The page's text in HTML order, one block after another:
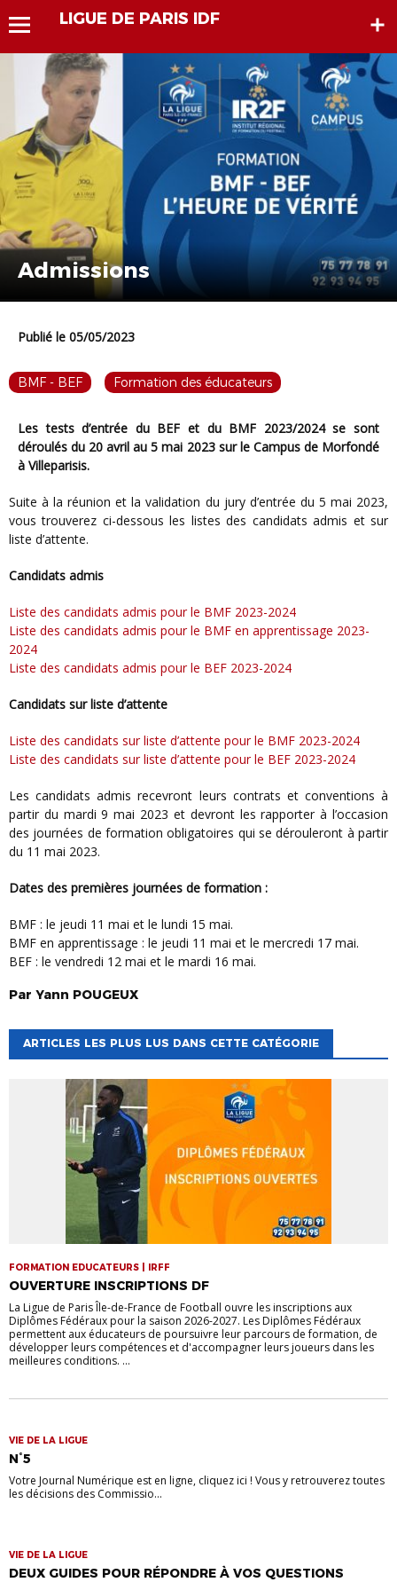
LIGUE DE PARIS IDF
Admissions
Publié le 05/05/2023
BMF - BEF Formation des éducateurs
Les tests d’entrée du BEF et du BMF 2023/2024 se sont
déroulés du 20 avril au 5 mai 2023 sur le Campus de Morfondé
à Villeparisis.
Suite à la réunion et la validation du jury d’entrée du 5 mai 2023,
vous trouverez ci-dessous les listes des candidats admis et sur
liste d’attente.
Candidats admis
Liste des candidats admis pour le BMF 2023-2024
Liste des candidats admis pour le BMF en apprentissage 2023-
2024
Liste des candidats admis pour le BEF 2023-2024
Candidats sur liste d’attente
Liste des candidats sur liste d’attente pour le BMF 2023-2024
Liste des candidats sur liste d’attente pour le BEF 2023-2024
Les candidats admis recevront leurs contrats et conventions à
partir du mardi 9 mai 2023 et devront les rapporter à l’occasion
des journées de formation obligatoires qui se dérouleront à partir
du 11 mai 2023.
Dates des premières journées de formation :
BMF : le jeudi 11 mai et le lundi 15 mai.
BMF en apprentissage : le jeudi 11 mai et le mercredi 17 mai.
BEF : le vendredi 12 mai et le mardi 16 mai.
Par Yann POUGEUX
ARTICLES LES PLUS LUS DANS CETTE CATÉGORIE
FORMATION EDUCATEURS | IRFF
OUVERTURE INSCRIPTIONS DF
La Ligue de Paris Île-de-France de Football ouvre les inscriptions aux
Diplômes Fédéraux pour la saison 2026-2027. Les Diplômes Fédéraux
permettent aux éducateurs de poursuivre leur parcours de formation, de
développer leurs compétences et d'accompagner leurs joueurs dans les
meilleures conditions. ...
VIE DE LA LIGUE
N°5
Votre Journal Numérique est en ligne, cliquez ici ! Vous y retrouverez toutes
les décisions des Commissio...
VIE DE LA LIGUE
DEUX GUIDES POUR RÉPONDRE À VOS QUESTIONS